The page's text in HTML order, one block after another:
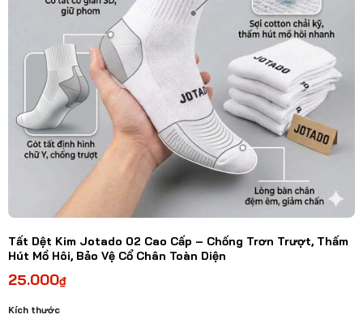
Tất Dệt Kim Jotado 02 Cao Cấp – Chống Trơn Trượt, Thấm
Hút Mồ Hôi, Bảo Vệ Cổ Chân Toàn Diện
25.000₫
Kích thước